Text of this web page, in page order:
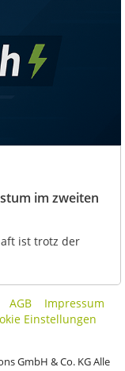
im zweiten
ist trotz der
AGB
Impressum
Einstellungen
GmbH & Co. KG Alle